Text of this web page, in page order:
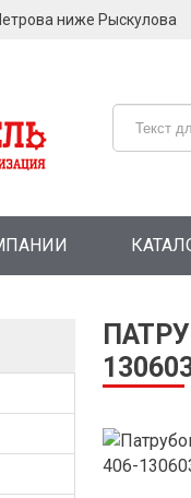
ниже Рыскулова